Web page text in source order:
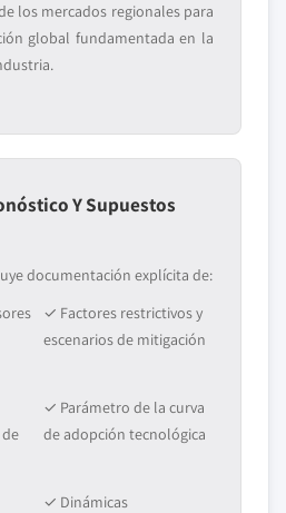
los mercados regionales para
global fundamentada en la
Y Supuestos
documentación explícita de:
✓ Factores restrictivos y
escenarios de mitigación
✓ Parámetro de la curva
de adopción tecnológica
✓ Dinámicas